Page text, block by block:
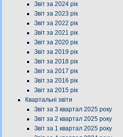
Звіт за 2024 рік
Звіт за 2023 рік
Звіт за 2022 рік
Звіт за 2021 рік
Звіт за 2020 рік
Звіт за 2019 рік
Звіт за 2018 рік
Звіт за 2017 рік
Звіт за 2016 рік
Звіт за 2015 рік
Квартальні звіти
Звіт за 3 квартал 2025 року
Звіт за 2 квартал 2025 року
Звіт за 1 квартал 2025 року